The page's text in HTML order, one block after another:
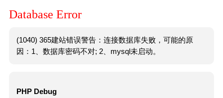
Database Error
(1040) 365建站错误警告：连接数据库失败，可能的原
因：1、数据库密码不对; 2、mysql未启动。
PHP Debug